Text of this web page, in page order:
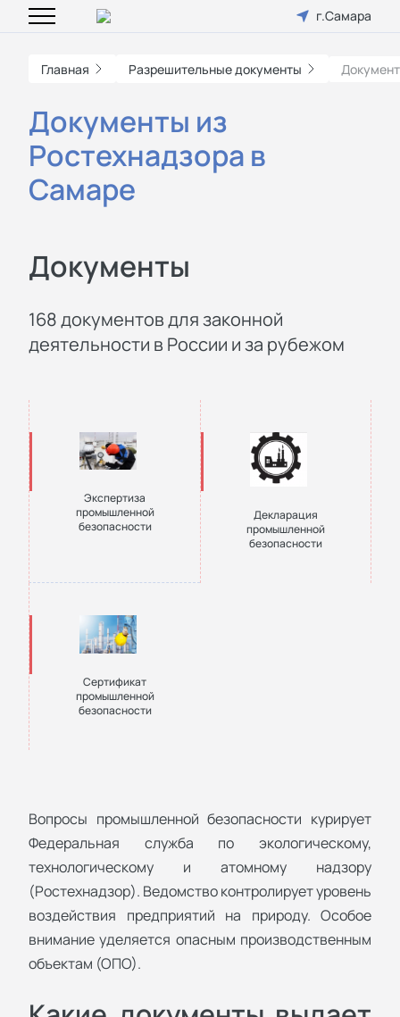
г.Самара
Главная Разрешительные документы
Документы из
Ростехнадзора в
Самаре
Документы
168 документов для законной
деятельности в России и за рубежом
Экспертиза
промышленной
безопасности
Декларация
промышленной
безопасности
Сертификат
промышленной
безопасности
Вопросы промышленной безопасности курирует
Федеральная служба по экологическому,
технологическому и атомному надзору
(Ростехнадзор). Ведомство контролирует уровень
воздействия предприятий на природу. Особое
внимание уделяется опасным производственным
объектам (ОПО).